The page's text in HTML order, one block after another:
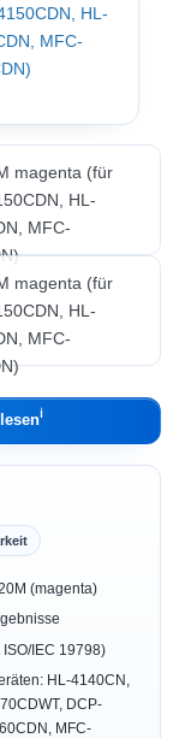
ℹ︎
(magenta)
IEC 19798)
HL-4140CN,
DCP-
MFC-